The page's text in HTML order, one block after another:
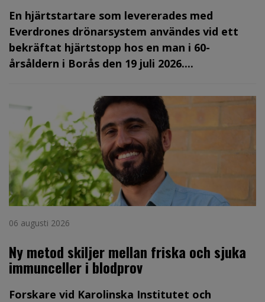
En hjärtstartare som levererades med
Everdrones drönarsystem användes vid ett
bekräftat hjärtstopp hos en man i 60-
årsåldern i Borås den 19 juli 2026....
06 augusti 2026
Ny metod skiljer mellan friska och sjuka
immunceller i blodprov
Forskare vid Karolinska Institutet och